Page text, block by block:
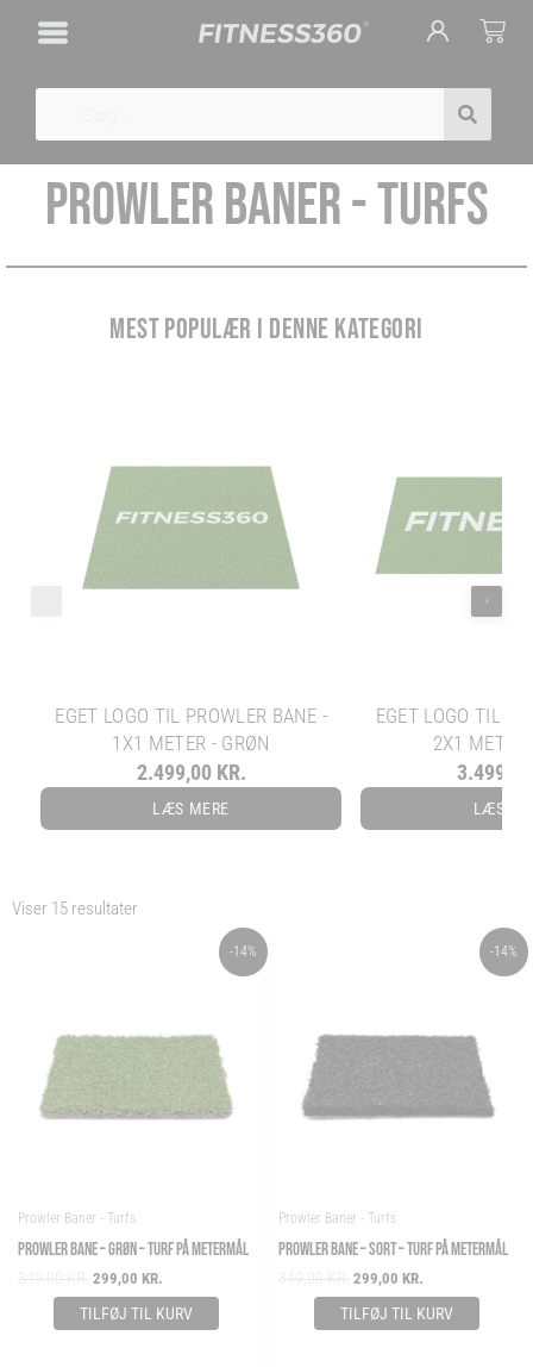
Cart
PROWLER BANER - TURFS
MEST POPULÆR I DENNE KATEGORI
EGET LOGO TIL PROWLER BANE -
1X1 METER - GRØN
2.499,00 KR.
LÆS MERE
EGET LOGO TIL
2X1
LÆS
›
Viser 15 resultater
-14%
Prowler Baner - Turfs
PROWLER BANE – GRØN – TURF PÅ METERMÅL
299,00 KR.
CURRENT
TILFØJ TIL KURV
-14%
Prowler Baner - Turfs
PROWLER BANE – SORT – TURF PÅ METERMÅL
299,00 KR.
CURRENT
TILFØJ TIL KURV